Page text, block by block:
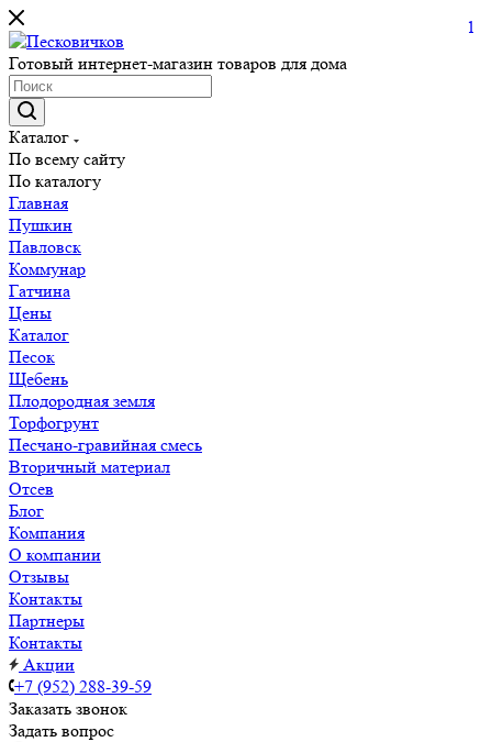
Готовый интернет-магазин товаров для дома
Каталог
По всему сайту
По каталогу
Главная
Пушкин
Павловск
Коммунар
Гатчина
Цены
Каталог
Песок
Щебень
Плодородная земля
Торфогрунт
Песчано-гравийная смесь
Вторичный материал
Отсев
Блог
Компания
О компании
Отзывы
Контакты
Партнеры
Контакты
Акции
+7 (952) 288-39-59
Заказать звонок
Задать вопрос
1